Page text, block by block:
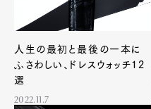
人生の最初と最後の一本に
ふさわしい、ドレスウォッチ12
選
2022.11.7